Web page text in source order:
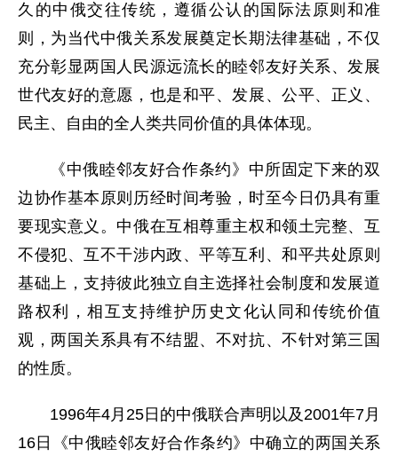
久的中俄交往传统，遵循公认的国际法原则和准
则，为当代中俄关系发展奠定长期法律基础，不仅
充分彰显两国人民源远流长的睦邻友好关系、发展
世代友好的意愿，也是和平、发展、公平、正义、
民主、自由的全人类共同价值的具体体现。
《中俄睦邻友好合作条约》中所固定下来的双
边协作基本原则历经时间考验，时至今日仍具有重
要现实意义。中俄在互相尊重主权和领土完整、互
不侵犯、互不干涉内政、平等互利、和平共处原则
基础上，支持彼此独立自主选择社会制度和发展道
路权利，相互支持维护历史文化认同和传统价值
观，两国关系具有不结盟、不对抗、不针对第三国
的性质。
1996年4月25日的中俄联合声明以及2001年7月
16日《中俄睦邻友好合作条约》中确立的两国关系